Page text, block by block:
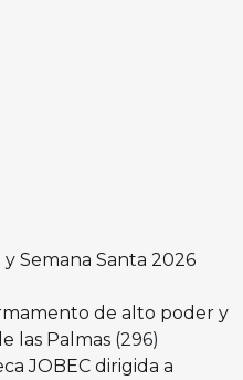
Semana Santa 2026
de alto poder y
las Palmas (296)
JOBEC dirigida a